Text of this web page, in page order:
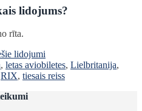
lidojums?
rīta.
lidojumi
, letas aviobiletes, Lielbritanija,
RIX, tiesais reiss